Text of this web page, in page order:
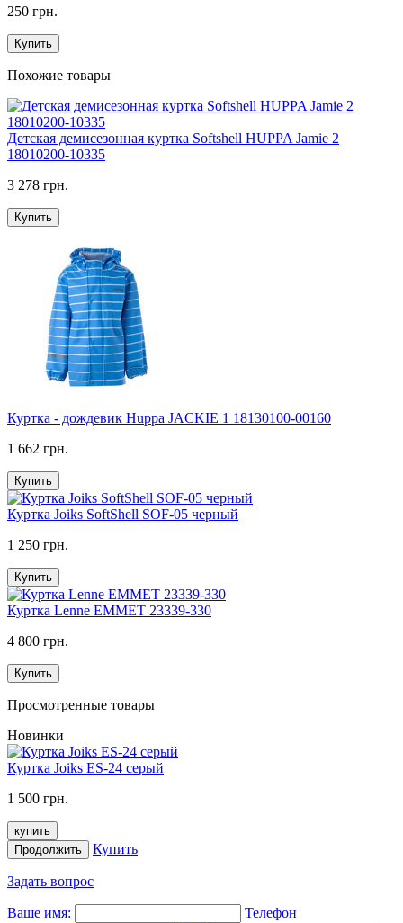
250 грн.
Купить
Похожие товары
Детская демисезонная куртка Softshell HUPPA Jamie 2
18010200-10335
3 278 грн.
Купить
Куртка - дождевик Huppa JACKIE 1 18130100-00160
1 662 грн.
Купить
Куртка Joiks SoftShell SOF-05 черный
1 250 грн.
Купить
Куртка Lenne EMMET 23339-330
4 800 грн.
Купить
Просмотренные товары
Новинки
Куртка Joiks ES-24 серый
1 500 грн.
купить
Продолжить
Купить
Задать вопрос
Ваше имя:
Телефон